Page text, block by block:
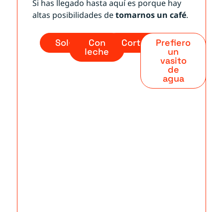
Si has llegado hasta aquí es porque hay
altas posibilidades detomarnos un café.
Solo Con
leche
CortadoPrefiero
un
vasito
de
agua